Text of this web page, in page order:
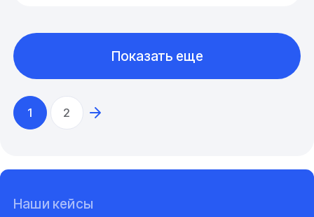
1 2
Показать еще
Наши кейсы